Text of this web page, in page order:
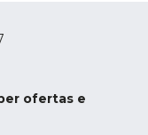
ofertas e